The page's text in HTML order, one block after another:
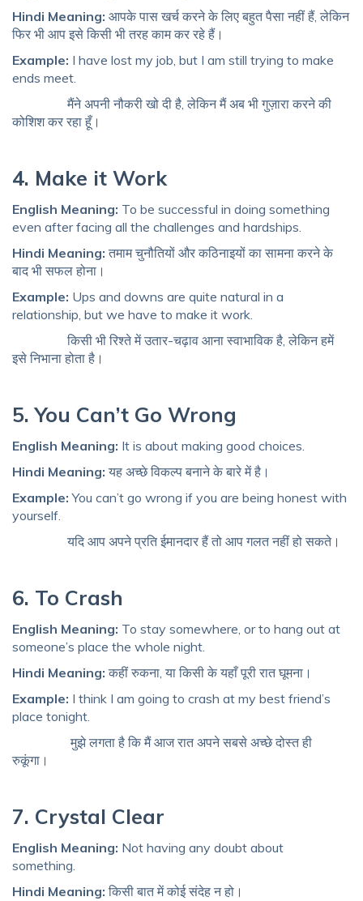
Hindi Meaning: आपके पास खर्च करने के लिए बहुत पैसा नहीं हैं, लेकिन
फिर भी आप इसे किसी भी तरह काम कर रहे हैं।
Example: I have lost my job, but I am still trying to make
ends meet.
मैंने अपनी नौकरी खो दी है, लेकिन मैं अब भी गुज़ारा करने की
कोशिश कर रहा हूँ।
4. Make it Work
English Meaning: To be successful in doing something
even after facing all the challenges and hardships.
Hindi Meaning: तमाम चुनौतियों और कठिनाइयों का सामना करने के
बाद भी सफल होना।
Example: Ups and downs are quite natural in a
relationship, but we have to make it work.
किसी भी रिश्ते में उतार-चढ़ाव आना स्वाभाविक है, लेकिन हमें
इसे निभाना होता है।
5. You Can’t Go Wrong
English Meaning: It is about making good choices.
Hindi Meaning: यह अच्छे विकल्प बनाने के बारे में है।
Example:You can’t go wrong if you are being honest with
yourself.
यदि आप अपने प्रति ईमानदार हैं तो आप गलत नहीं हो सकते।
6. To Crash
English Meaning: To stay somewhere, or to hang out at
someone’s place the whole night.
Hindi Meaning: कहीं रुकना, या किसी के यहाँ पूरी रात घूमना।
Example: I think I am going to crash at my best friend’s
place tonight.
मुझे लगता है कि मैं आज रात अपने सबसे अच्छे दोस्त ही
रुकूंगा।
7. Crystal Clear
English Meaning: Not having any doubt about
something.
Hindi Meaning: किसी बात में कोई संदेह न हो।